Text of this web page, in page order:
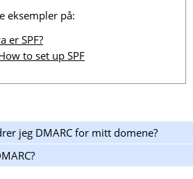
eksempler på:
er SPF?
to set up SPF
jeg DMARC for mitt domene?